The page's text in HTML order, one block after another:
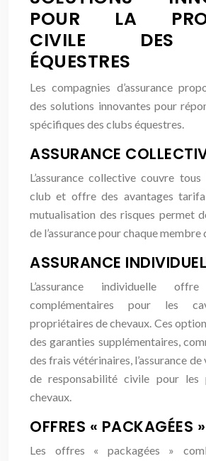
POUR LA
CIVILE DES
ÉQUESTRES
Les compagnies d’assurance
des solutions innovantes pour
spécifiques des clubs équestres.
ASSURANCE
L’assurance collective couvre
club et offre des avantages
mutualisation des risques permet
de l’assurance pour chaque membre
ASSURANCE
L’assurance individuelle
complémentaires pour les
propriétaires de chevaux. Ces
des garanties supplémentaires,
des frais vétérinaires, l’assurance de
de responsabilité civile pour les
chevaux.
OFFRES « PACKAGÉES »
Les offres « packagées »